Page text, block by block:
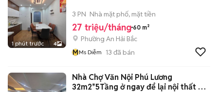
1 phút trước 4
3 PN Nhà mặt phố, mặt tiền
27 triệu/tháng 60 m²
Phường An Hải Bắc
MMs Diễm 13 đã bán
Nhà Chợ Văn Nội Phú Lương
32m2*5Tầng ở ngay để lại nội thất TC